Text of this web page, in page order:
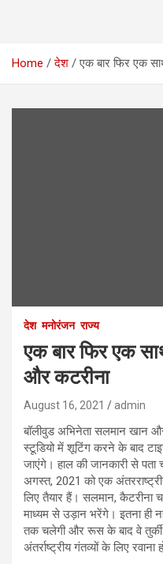
Home देश एक बार फिर एक
देश मनोरंजन राज्य
एक बार फिर एक
और कटरीना
August 16, 2021 admin
बॉलीवुड अभिनेता सलमान खान
स्टूडियो में शूटिंग करने के बाद
जाएंगे। हाल की जानकारी से
अगस्त, 2021 को एक
लिए तैयार हैं। सलमान, कैटरीना
माध्यम से उड़ान भरेंगे। इतना ही
तक चलेगी और रूस के बाद वे
अंतर्राष्ट्रीय गंतव्यों के लिए रवाना